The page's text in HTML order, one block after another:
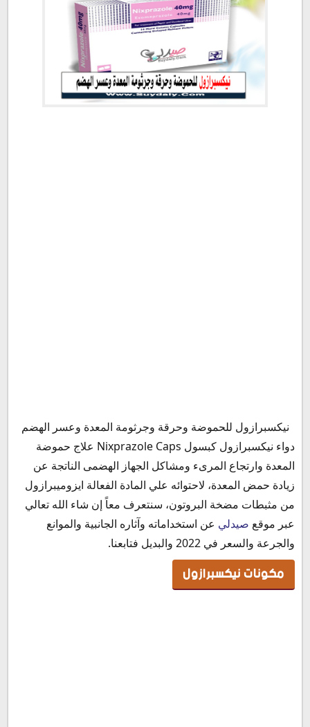
مكونات نيكسبرازول
ألية عمل نيكسبرازول 40
دواعي استعمال نيكسبرازول
نيكسبرازول لحرقة المعدة
نيكسبرازول لالتهاب المرئ
هل يعالج نيكسبرازول قرحة المعدة
نيكسبرازول للقولون
جرعة وطريقة استعمال نيكسبرازول
جرعة نيكسبرازول حقن
نيكسبرازول للحموضة وحرقة وجرثومة المعدة وعسر الهضم
دواء نيكسبرازول كبسول Nixprazole Caps علاج حموضة
المعدة وارتجاع المرىء ومشاكل الجهاز الهضمى الناتجة عن
زيادة حمض المعدة، لاحتوائه علي المادة الفعالة ايزوميبرازول
من مثبطات مضخة البروتون، سنتعرف معاً إن شاء الله تعالي
عبر موقع صيدلي عن استخداماته وآثاره الجانبية والموانع
والجرعة والسعر في 2022 والبديل فتابعنا.
مكونات نيكسبرازول